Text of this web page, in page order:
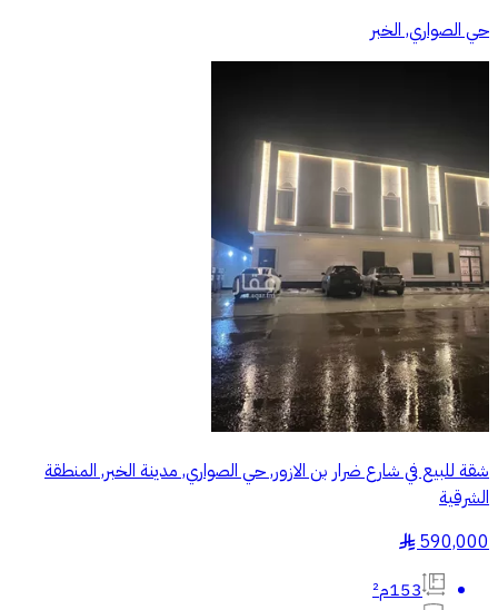
حي الصواري, الخبر
شقة للبيع في شارع ضرار بن الازور, حي الصواري, مدينة الخبر, المنطقة
الشرقية
590,000
§
153م²